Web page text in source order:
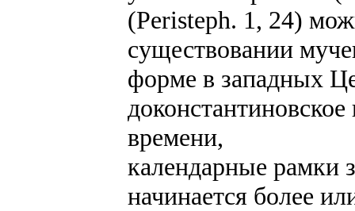
(Peristeph. 1, 24)
существовании
форме в западных
времени,
календарные рамки
начинается более